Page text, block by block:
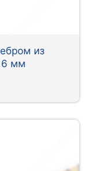
из
6 мм